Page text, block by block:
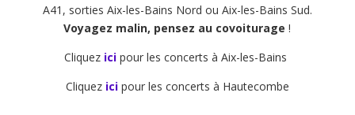
A41, sorties Aix-les-Bains Nord ou Aix-les-Bains Sud.
Voyagez malin, pensez au covoiturage !
Cliquez ici pour les concerts à Aix-les-Bains
Cliquez ici pour les concerts à Hautecombe